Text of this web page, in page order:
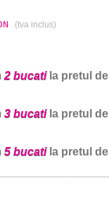
(tva inclus)
2 bucatila pretul de
3 bucatila pretul de
5 bucatila pretul de